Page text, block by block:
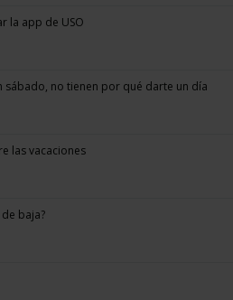
la app de USO
sábado, no tienen por qué darte un día
las vacaciones
baja?